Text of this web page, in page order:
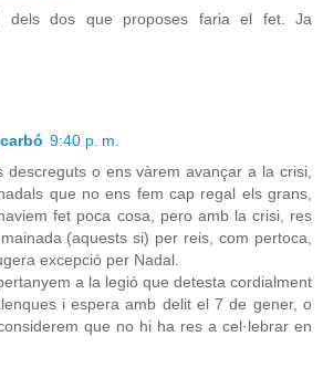
dels dos que proposes faria el fet. Ja
9:40 p. m.
descreguts o ens vàrem avançar a la crisi,
que no ens fem cap regal els grans,
fet poca cosa, pero amb la crisi, res
(aquests si) per reis, com pertoca,
excepció per Nadal.
a la legió que detesta cordialment
i espera amb delit el 7 de gener, o
que no hi ha res a cel·lebrar en